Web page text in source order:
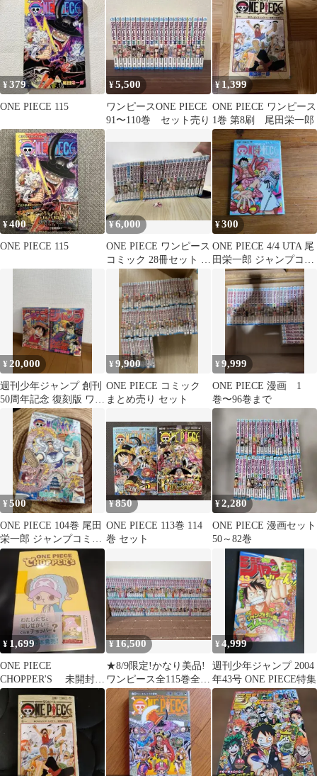
¥379
ONE PIECE 115
¥5,500
ワンピースONE PIECE
91〜110巻 セット売り
¥ 1,399
ONE PIECE ワンピース
1巻 第8刷 尾田栄一郎
¥400
ONE PIECE 115
¥6,000
ONE PIECE ワンピース
コミック 28冊セット 未
開封 シュリンク付き
¥300
ONE PIECE 4/4 UTA 尾
田栄一郎 ジャンプコミ
ックス
¥ 20,000
週刊少年ジャンプ 創刊
50周年記念 復刻版 ワン
ピース
¥9,900
ONE PIECE コミック
まとめ売り セット
¥9,999
ONE PIECE 漫画 1
巻〜96巻まで
¥500
ONE PIECE 104巻 尾田
栄一郎 ジャンプコミッ
クス 初版
¥850
ONE PIECE 113巻 114
巻 セット
¥2,280
ONE PIECE 漫画セット
50～82巻
¥ 1,699
ONE PIECE
CHOPPER'S 未開封
カード付
¥16,500
★8/9限定!かなり美品!
ワンピース全115巻全巻
セット!★
¥4,999
週刊少年ジャンプ 2004
年43号 ONE PIECE特集